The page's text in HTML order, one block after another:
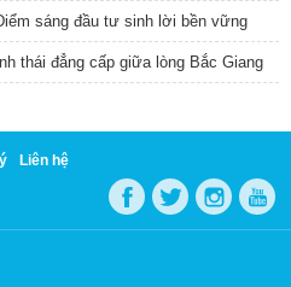
sáng đầu tư sinh lời bền vững
thái đẳng cấp giữa lòng Bắc Giang
Liên hệ